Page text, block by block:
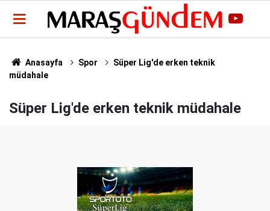
Anasayfa Spor
Süper Lig'de erken teknik
müdahale
Süper Lig'de erken teknik müdahale